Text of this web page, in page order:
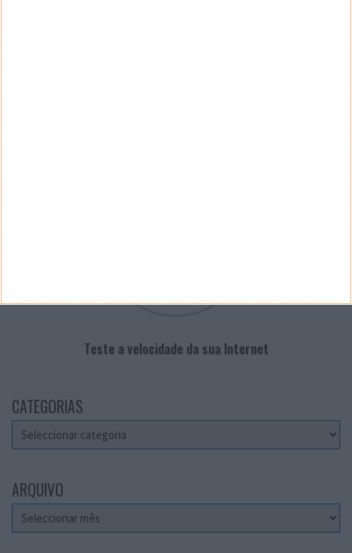
Teste a velocidade da sua Internet
CATEGORIAS
Categorias
ARQUIVO
Arquivo